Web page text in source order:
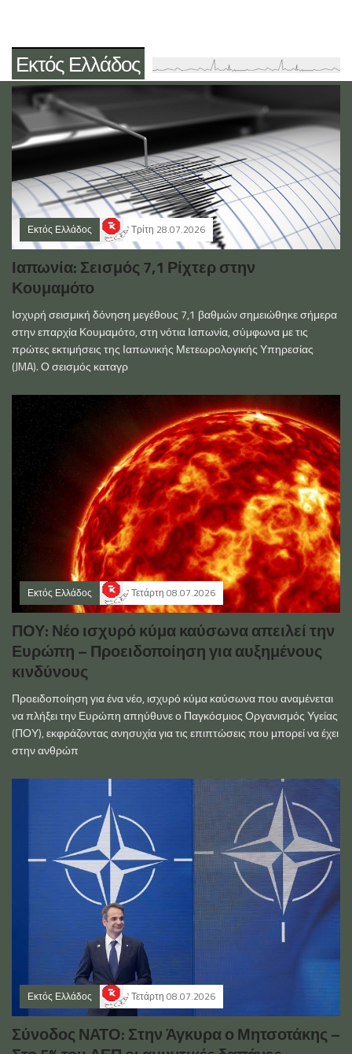
Εκτός Ελλάδος
Εκτός Ελλάδος Τρίτη 28.07.2026
Ιαπωνία: Σεισμός 7,1 Ρίχτερ στην
Κουμαμότο
Ισχυρή σεισμική δόνηση μεγέθους 7,1 βαθμών σημειώθηκε σήμερα
στην επαρχία Κουμαμότο, στη νότια Ιαπωνία, σύμφωνα με τις
πρώτες εκτιμήσεις της Ιαπωνικής Μετεωρολογικής Υπηρεσίας
(JMA). Ο σεισμός καταγρ
Εκτός Ελλάδος Τετάρτη 08.07.2026
ΠΟΥ: Νέο ισχυρό κύμα καύσωνα απειλεί την
Ευρώπη – Προειδοποίηση για αυξημένους
κινδύνους
Προειδοποίηση για ένα νέο, ισχυρό κύμα καύσωνα που αναμένεται
να πλήξει την Ευρώπη απηύθυνε ο Παγκόσμιος Οργανισμός Υγείας
(ΠΟΥ), εκφράζοντας ανησυχία για τις επιπτώσεις που μπορεί να έχει
στην ανθρώπ
Εκτός Ελλάδος Τετάρτη 08.07.2026
Σύνοδος ΝΑΤΟ: Στην Άγκυρα ο Μητσοτάκης –